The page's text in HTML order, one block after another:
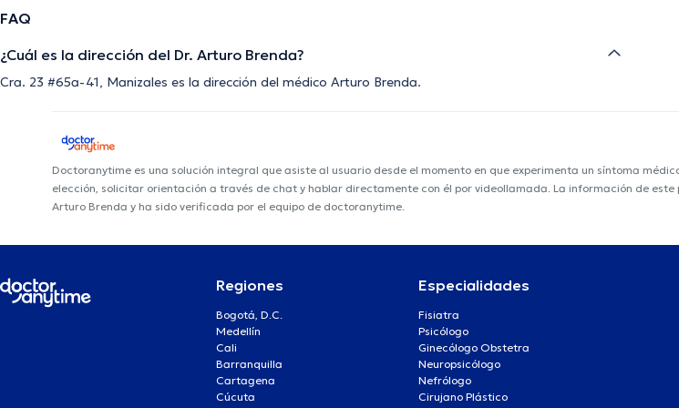
FAQ
¿Cuál es la dirección del Dr. Arturo Brenda?
Cra. 23 #65a-41, Manizales es la dirección del médico Arturo Brenda.
Doctoranytime es una solución integral que asiste al usuario desde el momento en que experimenta un síntoma
elección, solicitar orientación a través de chat y hablar directamente con él por videollamada. La información de
Arturo Brenda y ha sido verificada por el equipo de doctoranytime.
Regiones
Bogotá, D.C.
Medellín
Cali
Barranquilla
Cartagena
Cúcuta
Especialidades
Fisiatra
Psicólogo
Ginecólogo Obstetra
Neuropsicólogo
Nefrólogo
Cirujano Plástico